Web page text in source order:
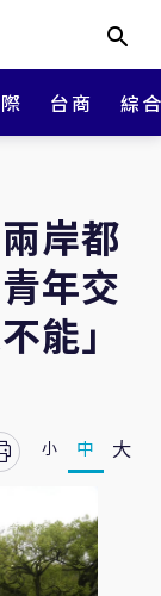
台商 綜
岸都
年交
能」
小 中 大